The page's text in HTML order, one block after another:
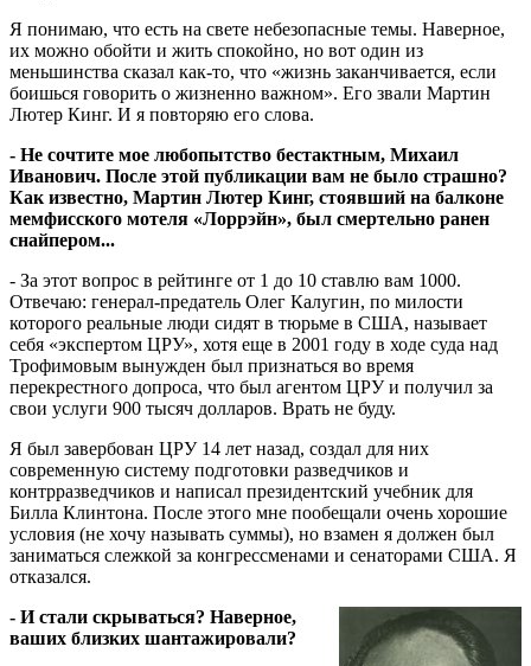
Я понимаю, что есть на свете небезопасные темы. Наверное,
их можно обойти и жить спокойно, но вот один из
меньшинства сказал как-то, что «жизнь заканчивается, если
боишься говорить о жизненно важном». Его звали Мартин
Лютер Кинг. И я повторяю его слова.
- Не сочтите мое любопытство бестактным, Михаил
Иванович. После этой публикации вам не было страшно?
Как известно, Мартин Лютер Кинг, стоявший на балконе
мемфисского мотеля «Лоррэйн», был смертельно ранен
снайпером...
- За этот вопрос в рейтинге от 1 до 10 ставлю вам 1000.
Отвечаю: генерал-предатель Олег Калугин, по милости
которого реальные люди сидят в тюрьме в США, называет
себя «экспертом ЦРУ», хотя еще в 2001 году в ходе суда над
Трофимовым вынужден был признаться во время
перекрестного допроса, что был агентом ЦРУ и получил за
свои услуги 900 тысяч долларов. Врать не буду.
Я был завербован ЦРУ 14 лет назад, создал для них
современную систему подготовки разведчиков и
контрразведчиков и написал президентский учебник для
Билла Клинтона. После этого мне пообещали очень хорошие
условия (не хочу называть суммы), но взамен я должен был
заниматься слежкой за конгрессменами и сенаторами США. Я
отказался.
- И стали скрываться? Наверное,
ваших близких шантажировали?